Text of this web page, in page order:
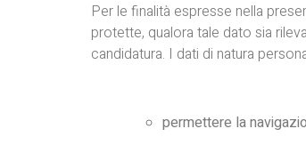
Per le finalità espresse nella
protette, qualora tale dato sia
candidatura. I dati di natura
permettere la